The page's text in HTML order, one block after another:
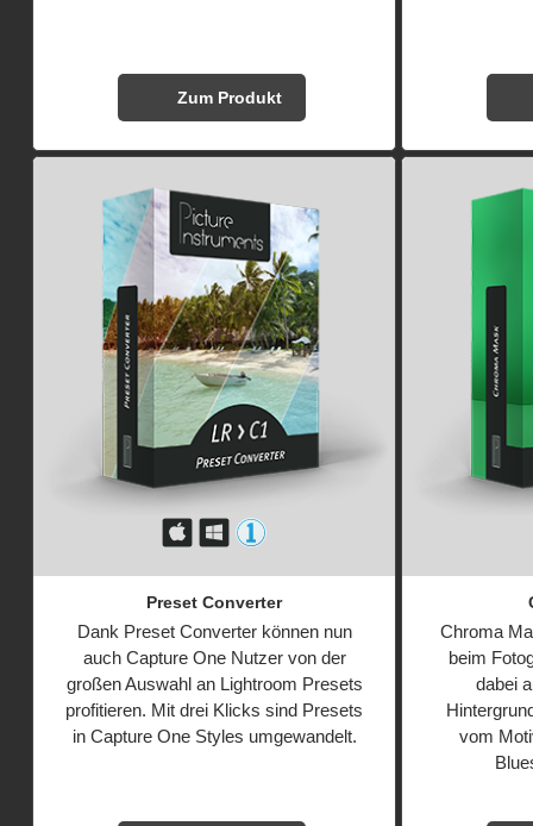
Zum Produkt
Preset Converter
Dank Preset Converter können nun
auch Capture One Nutzer von der
großen Auswahl an Lightroom Presets
profitieren. Mit drei Klicks sind Presets
in Capture One Styles umgewandelt.
Chroma
beim
dabei
vom